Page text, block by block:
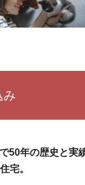
み
50年の歴史と実
宅。